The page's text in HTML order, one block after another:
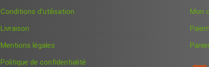
Conditions d’utilisation
Livraison
Mentions légales
Politique de confidentialité
Mon